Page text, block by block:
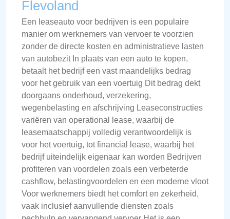
Flevoland
Een leaseauto voor bedrijven is een populaire
manier om werknemers van vervoer te voorzien
zonder de directe kosten en administratieve lasten
van autobezit In plaats van een auto te kopen,
betaalt het bedrijf een vast maandelijks bedrag
voor het gebruik van een voertuig Dit bedrag dekt
doorgaans onderhoud, verzekering,
wegenbelasting en afschrijving Leaseconstructies
variëren van operational lease, waarbij de
leasemaatschappij volledig verantwoordelijk is
voor het voertuig, tot financial lease, waarbij het
bedrijf uiteindelijk eigenaar kan worden Bedrijven
profiteren van voordelen zoals een verbeterde
cashflow, belastingvoordelen en een moderne vloot
Voor werknemers biedt het comfort en zekerheid,
vaak inclusief aanvullende diensten zoals